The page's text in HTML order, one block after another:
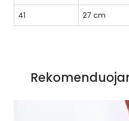
41 27 cm